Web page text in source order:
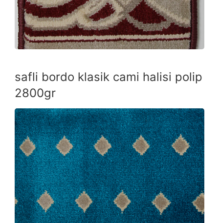
safli bordo klasik cami halisi polip
2800gr